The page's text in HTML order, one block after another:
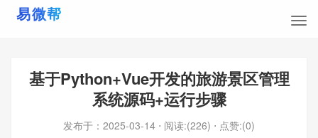
基于Python+Vue开发的旅游景区管理
系统源码+运行步骤
发布于： 2025-03-14 ⋅ 阅读:(226) ⋅ 点赞:(0)